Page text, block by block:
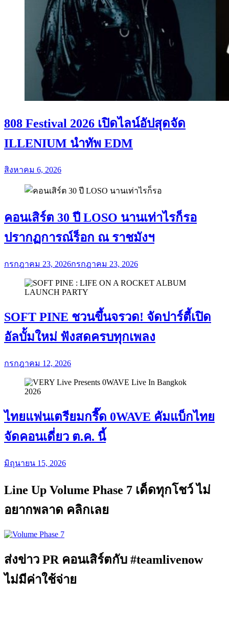
808 Festival 2026 เปิดไลน์อัปสุดจัด
ILLENIUM นำทัพ EDM
สิงหาคม 6, 2026
คอนเสิร์ต 30 ปี LOSO นานเท่าไรก็รอ
ปรากฏการณ์ร็อก ณ ราชมังฯ
กรกฎาคม 23, 2026กรกฎาคม 23, 2026
SOFT PINE ชวนขึ้นจรวด! จัดปาร์ตี้เปิด
อัลบั้มใหม่ ฟังสดครบทุกเพลง
กรกฎาคม 12, 2026
ไทยแฟนเตรียมกรี๊ด 0WAVE คัมแบ็กไทย
จัดคอนเดี่ยว ต.ค. นี้
มิถุนายน 15, 2026
Line Up Volume Phase 7 เด็ดทุกโชว์ ไม่
อยากพลาด คลิกเลย
ส่งข่าว PR คอนเสิร์ตกับ #teamlivenow
ไม่มีค่าใช้จ่าย